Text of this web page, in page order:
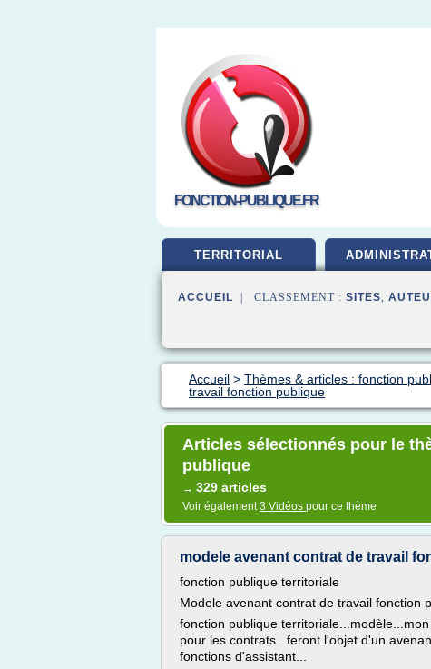
FONCTION-PUBLIQUE.FR
TERRITORIAL
ACCUEIL | CLASSEMENT : SITES,
Accueil > Thèmes & articles : fonction
travail fonction publique
Articles sélectionnés pour le
publique
→ 329 articles
Voir également3 Vidéos pour ce thème
modele avenant contrat de travail
fonction publique territoriale
Modele avenant contrat de travail fonction
fonction publique
pour les contrats...feront l'objet d'un
fonctions d'assistant...